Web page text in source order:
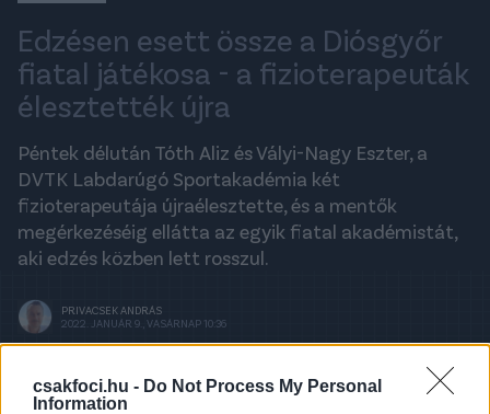
csakfoci.hu - Do Not Process My Personal
Information
Edzésen esett össze a Diósgyőr
fiatal játékosa - a fizioterapeuták
élesztették újra
Péntek délután Tóth Aliz és Vályi-Nagy Eszter, a
DVTK Labdarúgó Sportakadémia két
fizioterapeutája újraélesztette, és a mentők
megérkezéséig ellátta az egyik fiatal akadémistát,
aki edzés közben lett rosszul.
PRIVACSEK ANDRÁS
2022. JANUÁR 9., VASÁRNAP 10:36